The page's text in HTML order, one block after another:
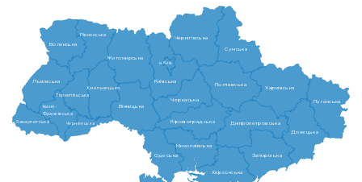
Вінницька
Волинська
Дніпропетровська
Донецька
Житомирська
Закарпатська
Запорізька
Івано-
Франківська
Київська
Кіровоградська
Луганська
Львівська
м.Київ
Миколаївська
Одеська
Полтавська
Рівненська
Сумська
Тернопільська
Харківська
Херсонська
Хмельницька
Черкаська
Чернівецька
Чернігівська